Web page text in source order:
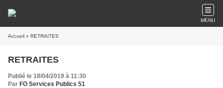
MENU
Accueil » RETRAITES
RETRAITES
Publié le 18/04/2019 à 11:30
Par FO Services Publics 51